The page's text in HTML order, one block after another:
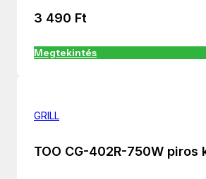
3 490 Ft
Megtekintés
GRILL
TOO CG-402R-750W piros